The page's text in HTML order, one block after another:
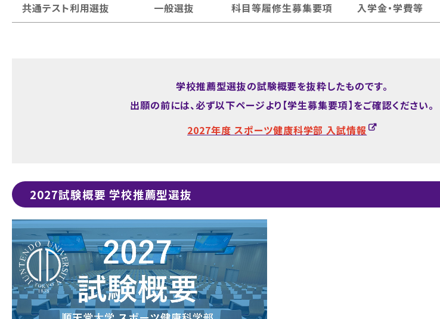
共通テスト利用選抜
一般選抜 科目等履修生募集要項 入学金・学費等
学校推薦型選抜の試験概要を抜粋したものです。
出願の前には、必ず以下ページより【学生募集要項】をご確認ください。
2027年度 スポーツ健康科学部 入試情報
2027試験概要 学校推薦型選抜